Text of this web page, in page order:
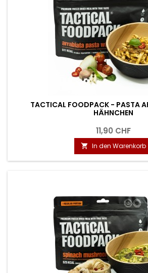
TACTICAL FOODPACK - PASTA
HÄHNCHEN
11,90 CHF
 In den Warenkorb